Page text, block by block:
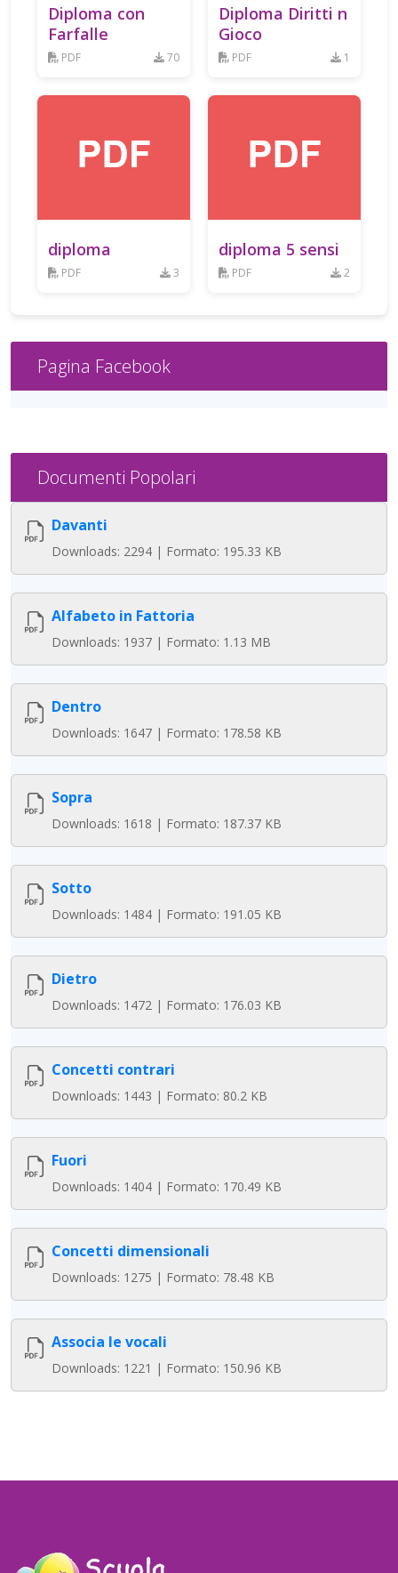
Diploma con
Farfalle
PDF 70
Diploma Diritti n
Gioco
PDF 1
diploma
PDF 3
diploma 5 sensi
PDF 2
Pagina Facebook
Documenti Popolari
Davanti
Downloads: 2294 | Formato: 195.33 KB
Alfabeto in Fattoria
Downloads: 1937 | Formato: 1.13 MB
Dentro
Downloads: 1647 | Formato: 178.58 KB
Sopra
Downloads: 1618 | Formato: 187.37 KB
Sotto
Downloads: 1484 | Formato: 191.05 KB
Dietro
Downloads: 1472 | Formato: 176.03 KB
Concetti contrari
Downloads: 1443 | Formato: 80.2 KB
Fuori
Downloads: 1404 | Formato: 170.49 KB
Concetti dimensionali
Downloads: 1275 | Formato: 78.48 KB
Associa le vocali
Downloads: 1221 | Formato: 150.96 KB